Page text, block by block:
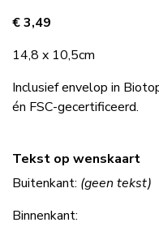
€ 3,49
14,8 x 10,5cm
Inclusief envelop in
én FSC-gecertificeerd.
Tekst op wenskaart
Buitenkant: (geen tekst)
Binnenkant: